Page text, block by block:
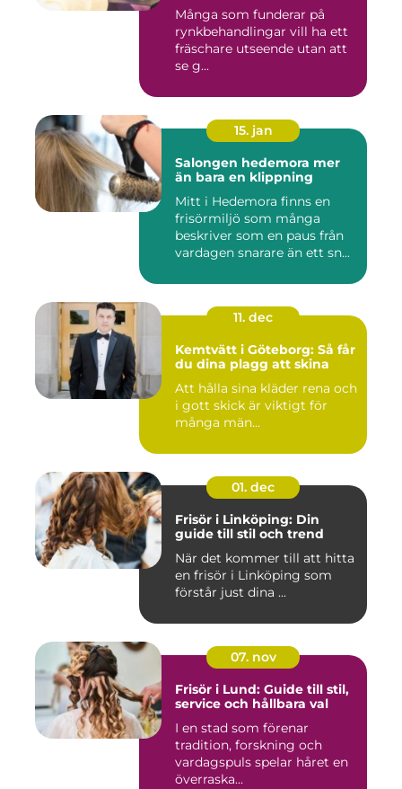
Många som funderar på
rynkbehandlingar vill ha ett
fräschare utseende utan att
se g...
15. jan
Salongen hedemora mer
än bara en klippning
Mitt i Hedemora finns en
frisörmiljö som många
beskriver som en paus från
vardagen snarare än ett sn...
11. dec
Kemtvätt i Göteborg: Så får
du dina plagg att skina
Att hålla sina kläder rena och
i gott skick är viktigt för
många män...
01. dec
Frisör i Linköping: Din
guide till stil och trend
När det kommer till att hitta
en frisör i Linköping som
förstår just dina ...
07. nov
Frisör i Lund: Guide till stil,
service och hållbara val
I en stad som förenar
tradition, forskning och
vardagspuls spelar håret en
överraska...